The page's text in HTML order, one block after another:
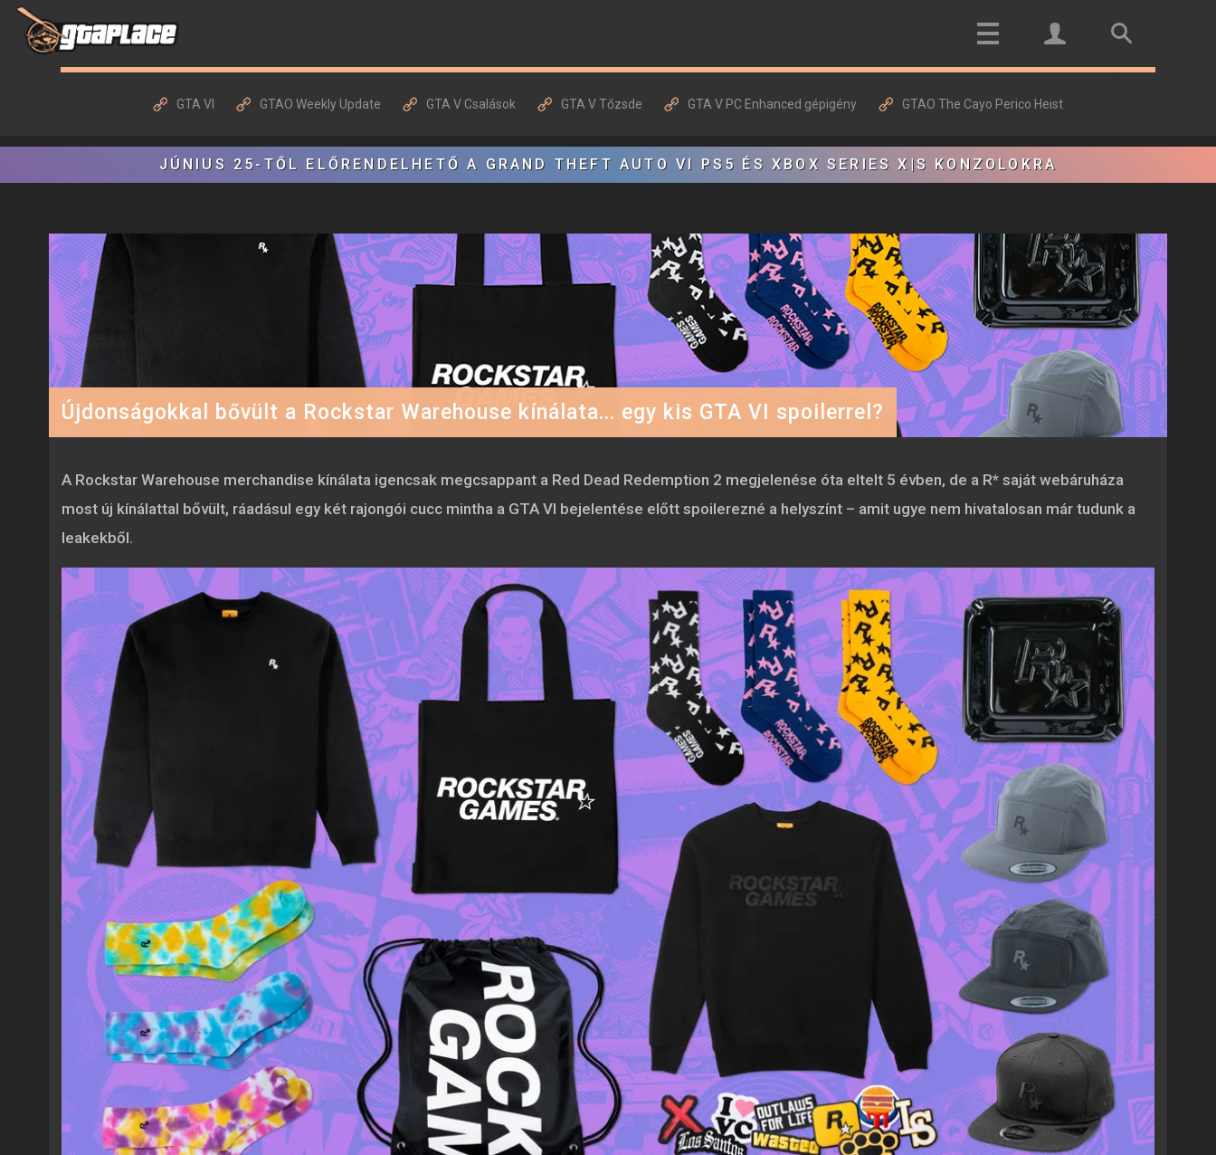
GTA VI GTAO Weekly Update GTA V Csalások GTA V Tőzsde GTA V PC Enhanced gépigény GTAO The Cayo Perico Heist
JÚNIUS 25-TŐL ELŐRENDELHETŐ A GRAND THEFT AUTO VI PS5 ÉS XBOX SERIES X|S KONZOLOKRA
Újdonságokkal bővült a Rockstar Warehouse kínálata... egy kis GTA VI spoilerrel?
A Rockstar Warehouse merchandise kínálata igencsak megcsappant a Red Dead Redemption 2 megjelenése óta eltelt 5 évben, de a R* saját webáruháza
most új kínálattal bővült, ráadásul egy két rajongói cucc mintha a GTA VI bejelentése előtt spoilerezné a helyszínt – amit ugye nem hivatalosan már tudunk a
leakekből.